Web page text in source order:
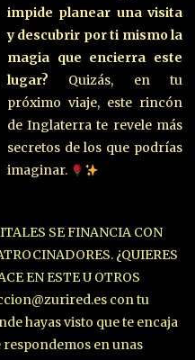
impide planear una visita
y descubrir por ti mismo la
magia que encierra este
lugar? Quizás, en tu
próximo viaje, este rincón
de Inglaterra te revele más
secretos de los que podrías
imaginar.
SE FINANCIA CON
¿QUIERES
EN ESTE U OTROS
con tu
hayas visto que te encaja
en unas